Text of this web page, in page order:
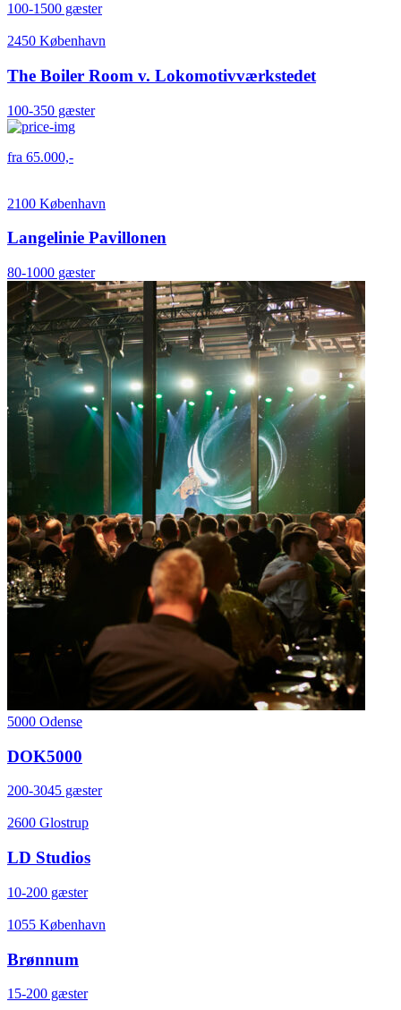
100-1500 gæster
2450 København
The Boiler Room v. Lokomotivværkstedet
100-350 gæster
fra 65.000,-
2100 København
Langelinie Pavillonen
80-1000 gæster
5000 Odense
DOK5000
200-3045 gæster
2600 Glostrup
LD Studios
10-200 gæster
1055 København
Brønnum
15-200 gæster